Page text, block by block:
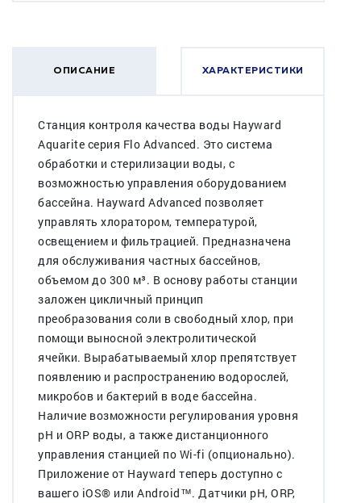
ОПИСАНИЕ ХАРАКТЕРИСТИКИ
Станция контроля качества воды Hayward
Aquarite серия Flo Advanced. Это система
обработки и стерилизации воды, с
возможностью управления оборудованием
бассейна. Hayward Advanced позволяет
управлять хлоратором, температурой,
освещением и фильтрацией. Предназначена
для обслуживания частных бассейнов,
объемом до 300 м³. В основу работы станции
заложен цикличный принцип
преобразования соли в свободный хлор, при
помощи выносной электролитической
ячейки. Вырабатываемый хлор препятствует
появлению и распространению водорослей,
микробов и бактерий в воде бассейна.
Наличие возможности регулирования уровня
pH и ORP воды, а также дистанционного
управления станцией по Wi-fi (опционально).
Приложение от Hayward теперь доступно с
вашего iOS® или Android™. Датчики pH, ORP,